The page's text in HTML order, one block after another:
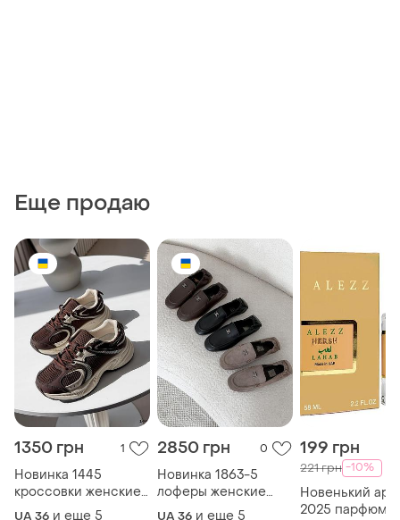
Еще продаю
1350 грн 1
Новинка 1445
кроссовки женские
poly шоколад + беж,
UA 36 и еще 5
2850 грн 0
Новинка 1863-5
лоферы женские
mary натуральная
UA 36 и еще 5
199 грн
221 грн -10%
Новенький
2025 парфюм